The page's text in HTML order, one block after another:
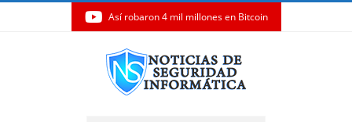
Así robaron 4 mil millones en Bitcoin